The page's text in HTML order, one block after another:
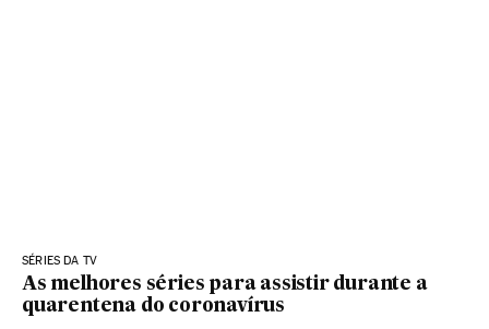
SÉRIES DA TV
As melhores séries para assistir durante a
quarentena do coronavírus